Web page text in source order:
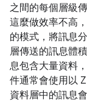
之間的每個層級
這麼做效率不高
的模式，將訊息
層傳送的訊息體
息包含大量資料
件通常會使用以
資料層中的訊息